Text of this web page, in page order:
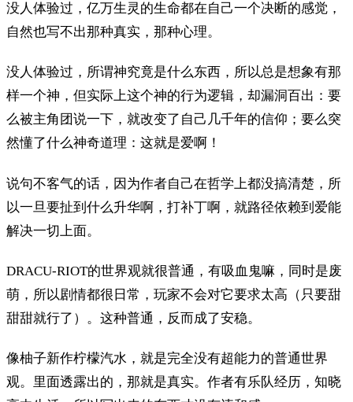
没人体验过，亿万生灵的生命都在自己一个决断的感觉，
自然也写不出那种真实，那种心理。
没人体验过，所谓神究竟是什么东西，所以总是想象有那
样一个神，但实际上这个神的行为逻辑，却漏洞百出：要
么被主角团说一下，就改变了自己几千年的信仰；要么突
然懂了什么神奇道理：这就是爱啊！
说句不客气的话，因为作者自己在哲学上都没搞清楚，所
以一旦要扯到什么升华啊，打补丁啊，就路径依赖到爱能
解决一切上面。
DRACU-RIOT的世界观就很普通，有吸血鬼嘛，同时是废
萌，所以剧情都很日常，玩家不会对它要求太高（只要甜
甜甜就行了）。这种普通，反而成了安稳。
像柚子新作柠檬汽水，就是完全没有超能力的普通世界
观。里面透露出的，那就是真实。作者有乐队经历，知晓